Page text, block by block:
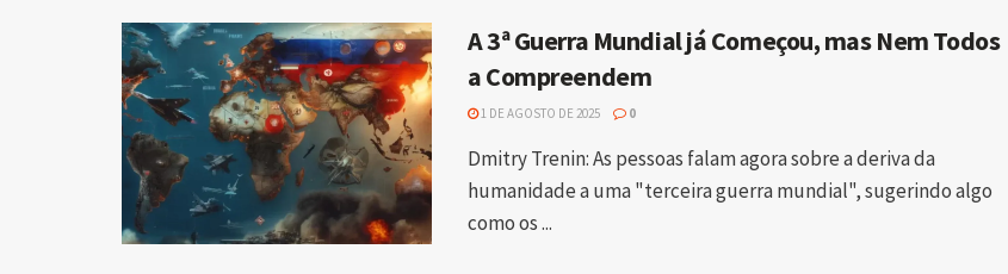
A 3ª Guerra Mundial já Começou, mas Nem Todos
a Compreendem
1 DE AGOSTO DE 2025 0
Dmitry Trenin: As pessoas falam agora sobre a deriva da
humanidade a uma "terceira guerra mundial", sugerindo algo
como os ...